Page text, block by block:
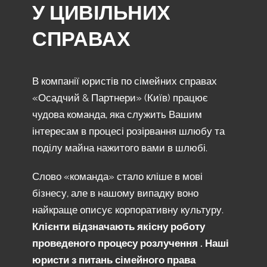
У ЦИВІЛЬНИХ
СПРАВАХ
В компанії юристів по сімейних справах
«Осадчий & Партнери» (Київ) працює
чудова команда, яка служить Вашим
інтересам в процесі розірвання шлюбу та
поділу майна нажитого вами в шлюбі.
Слово «команда» стало кліше в мові
бізнесу, але в нашому випадку воно
найкраще описує корпоративну культуру.
Клієнти відзначають якісну роботу
проведеного процесу розлучення . Наші
юристи з питань сімейного права